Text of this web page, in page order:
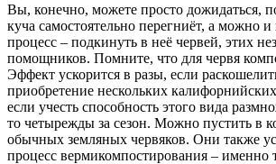
Вы, конечно, можете просто дожидаться,
куча самостоятельно перегниёт, а можно
процесс – подкинуть в неё червей, этих
помощников. Помните, что для червя
Эффект ускорится в разы, если
приобретение нескольких
если учесть способность этого вида
то четырежды за сезон. Можно пустить в
обычных земляных червяков. Они также
процесс вермикомпостирования – именно